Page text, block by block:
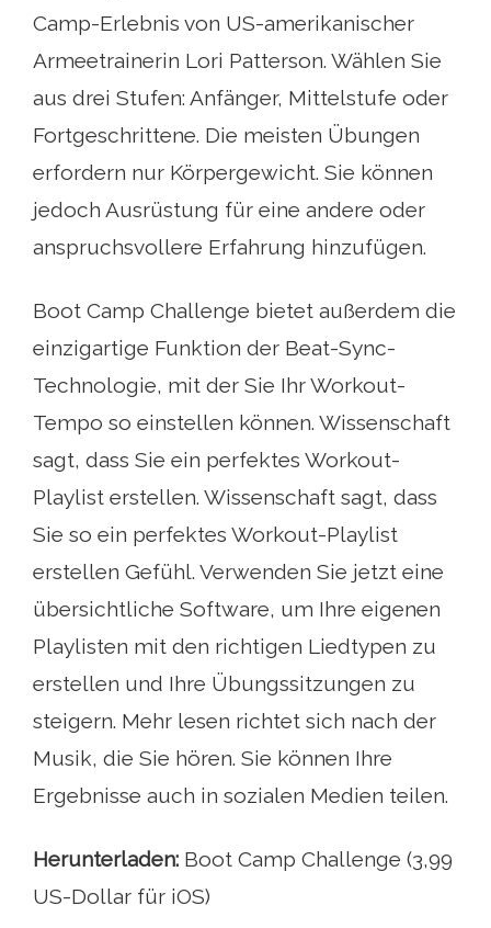
Camp-Erlebnis von US-amerikanischer
Armeetrainerin Lori Patterson. Wählen Sie
aus drei Stufen: Anfänger, Mittelstufe oder
Fortgeschrittene. Die meisten Übungen
erfordern nur Körpergewicht. Sie können
jedoch Ausrüstung für eine andere oder
anspruchsvollere Erfahrung hinzufügen.
Boot Camp Challenge bietet außerdem die
einzigartige Funktion der Beat-Sync-
Technologie, mit der Sie Ihr Workout-
Tempo so einstellen können. Wissenschaft
sagt, dass Sie ein perfektes Workout-
Playlist erstellen. Wissenschaft sagt, dass
Sie so ein perfektes Workout-Playlist
erstellen Gefühl. Verwenden Sie jetzt eine
übersichtliche Software, um Ihre eigenen
Playlisten mit den richtigen Liedtypen zu
erstellen und Ihre Übungssitzungen zu
steigern. Mehr lesen richtet sich nach der
Musik, die Sie hören. Sie können Ihre
Ergebnisse auch in sozialen Medien teilen.
Herunterladen: Boot Camp Challenge (3,99
US-Dollar für iOS)